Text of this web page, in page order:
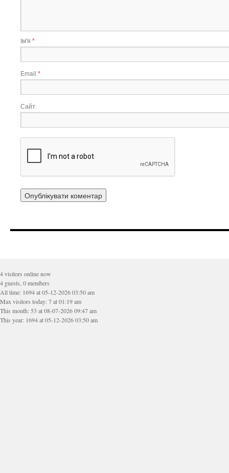
Ім'я *
Email *
Сайт
4 visitors online now
4 guests, 0 members
All time: 1694 at 05-12-2026 03:50 am
Max visitors today: 7 at 01:19 am
This month: 53 at 08-07-2026 09:47 am
This year: 1694 at 05-12-2026 03:50 am